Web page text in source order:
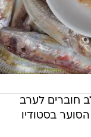
חוברים לערב
בסטודיו